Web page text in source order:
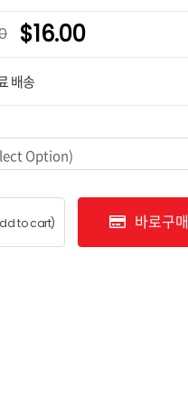
$16.00
배송
Option)
to cart) 바로구매